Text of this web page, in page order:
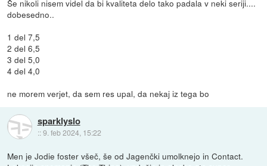
Še nikoli nisem videl da bi kvaliteta delo tako padala v neki seriji....
dobesedno..
1 del 7,5
2 del 6,5
3 del 5,0
4 del 4,0
ne morem verjet, da sem res upal, da nekaj iz tega bo
sparklyslo
::9. feb 2024, 15:22
Men je Jodie foster všeč, še od Jagenčki umolknejo in Contact.